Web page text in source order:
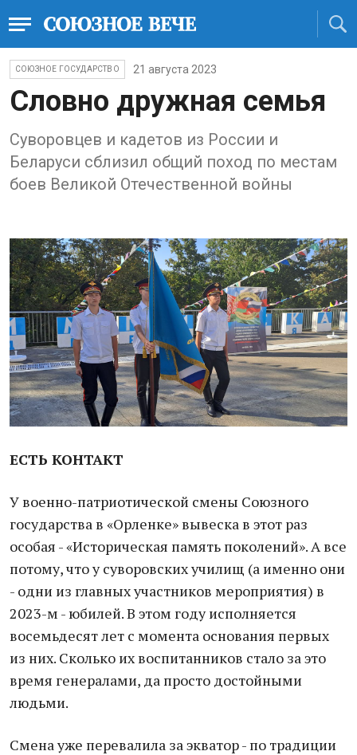
СОЮЗНОЕ ГОСУДАРСТВО 21 августа 2023
Словно дружная семья
Суворовцев и кадетов из России и
Беларуси сблизил общий поход по местам
боев Великой Отечественной войны
ЕСТЬ КОНТАКТ
У военно-патриотической смены Союзного
государства в «Орленке» вывеска в этот раз
особая - «Историческая память поколений». А все
потому, что у суворовских училищ (а именно они
- одни из главных участников мероприятия) в
2023-м - юбилей. В этом году исполняется
восемьдесят лет с момента основания первых
из них. Сколько их воспитанников стало за это
время генералами, да просто достойными
людьми.
Смена уже перевалила за экватор - по традиции